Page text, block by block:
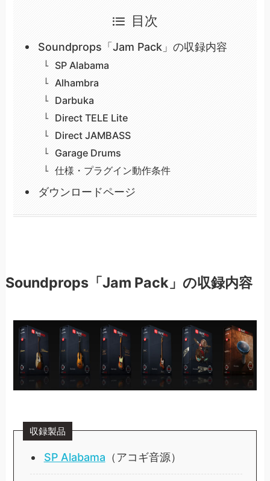
目次
Soundprops「Jam Pack」の収録内容
SP Alabama
Alhambra
Darbuka
Direct TELE Lite
Direct JAMBASS
Garage Drums
仕様・プラグイン動作条件
ダウンロードページ
Soundprops「Jam Pack」の収録内容
収録製品
SP Alabama （アコギ音源）